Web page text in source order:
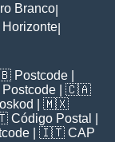
Branco
Horizonte
Postcode
Postcode | 🇨🇦
| 🇲🇽
Código Postal
| 🇮🇹 CAP